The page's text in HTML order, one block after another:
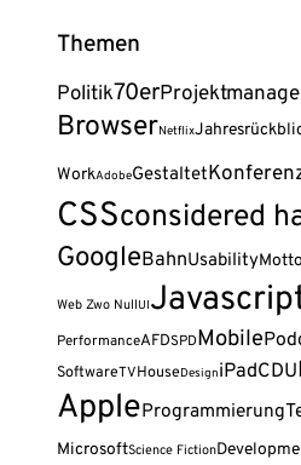
Themen
Politik70er
BrowserNetflix
WorkAdobeGestaltet
CSSconsidered
GoogleBahnUsability
Web Zwo NullUI
PerformanceAFDSPDMobile
SoftwareTVHouseDesigniPadCDU
AppleProgrammierung
MicrosoftScience Fiction